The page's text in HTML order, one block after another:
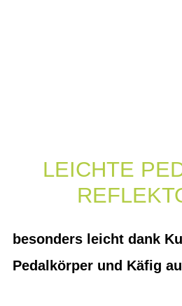
LEICHTE
besonders leicht dank
Pedalkörper und Käfig